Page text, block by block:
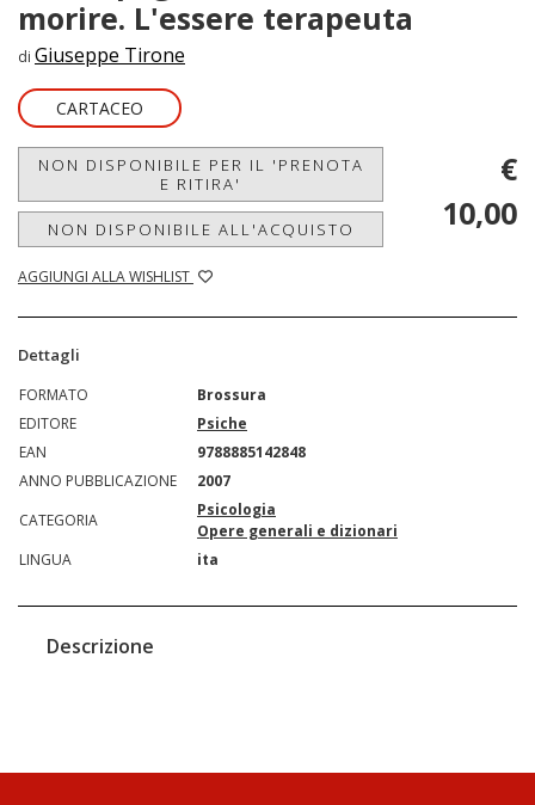
morire. L'essere terapeuta
di Giuseppe Tirone
CARTACEO
NON DISPONIBILE PER IL 'PRENOTA
E RITIRA'
NON DISPONIBILE ALL'ACQUISTO
AGGIUNGI ALLA WISHLIST
€
10,00
Dettagli
FORMATO
Brossura
EDITORE
Psiche
EAN
9788885142848
ANNO PUBBLICAZIONE
2007
CATEGORIA
Psicologia
Opere generali e dizionari
LINGUA
ita
Descrizione